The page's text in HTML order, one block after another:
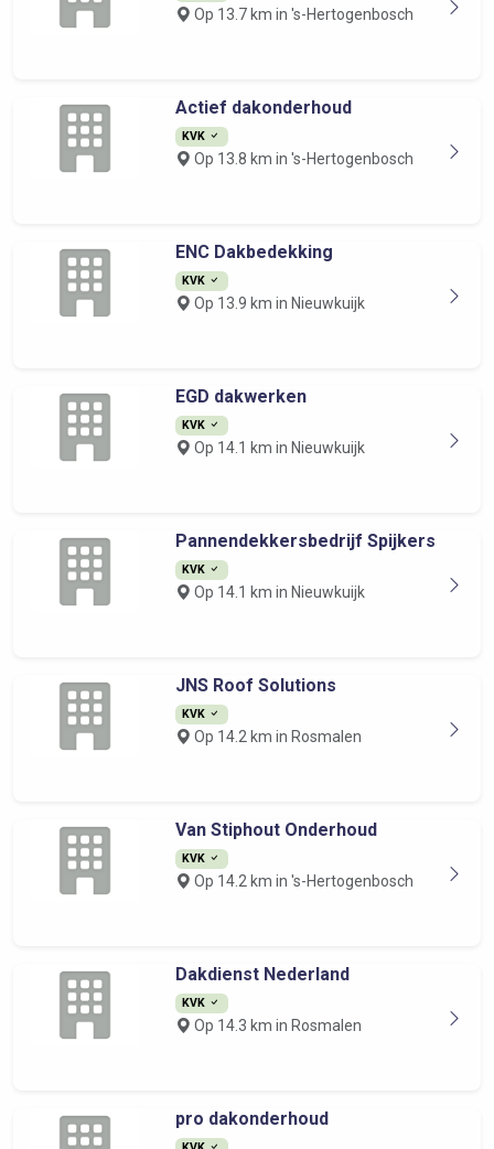
Op 13.7 km in 's-Hertogenbosch
Actief dakonderhoud
KVK
Op 13.8 km in 's-Hertogenbosch
ENC Dakbedekking
KVK
Op 13.9 km in Nieuwkuijk
EGD dakwerken
KVK
Op 14.1 km in Nieuwkuijk
Pannendekkersbedrijf Spijkers
KVK
Op 14.1 km in Nieuwkuijk
JNS Roof Solutions
KVK
Op 14.2 km in Rosmalen
Van Stiphout Onderhoud
KVK
Op 14.2 km in 's-Hertogenbosch
Dakdienst Nederland
KVK
Op 14.3 km in Rosmalen
pro dakonderhoud